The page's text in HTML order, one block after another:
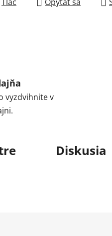
Tlač Opýtať sa
vyzdvihnite v
Diskusia